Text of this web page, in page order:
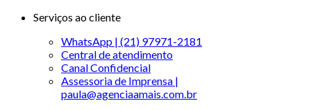
Serviços ao cliente
WhatsApp | (21) 97971-2181
Central de atendimento
Canal Confidencial
Assessoria de Imprensa |
paula@agenciaamais.com.br